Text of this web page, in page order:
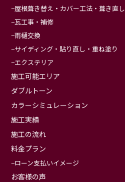
屋根葺き替え・カバー工法・葺き直し
瓦工事・補修
雨樋交換
サイディング・貼り直し・重ね塗り
エクステリア
施工可能エリア
ダブルトーン
カラーシミュレーション
施工実績
施工の流れ
料金プラン
ローン支払いイメージ
お客様の声